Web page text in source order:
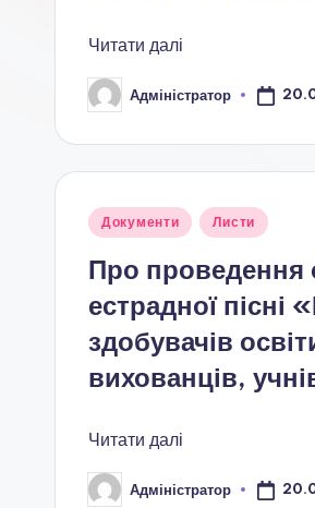
Читати далі
Опубліковано
Адміністратор
Опубліковано
Документи Листи
Про проведення
естрадної
здобувачів
вихованців,
Читати далі
Опубліковано
Адміністратор